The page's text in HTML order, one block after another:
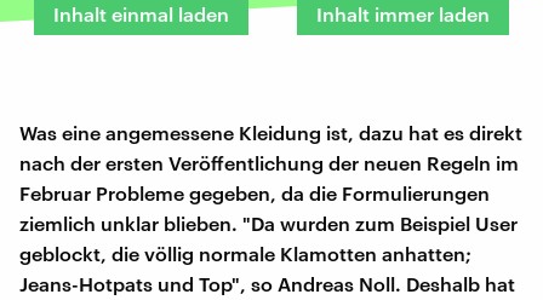
Inhalt einmal laden Inhalt immer laden
Was eine angemessene Kleidung ist, dazu hat es direkt
nach der ersten Veröffentlichung der neuen Regeln im
Februar Probleme gegeben, da die Formulierungen
ziemlich unklar blieben. "Da wurden zum Beispiel User
geblockt, die völlig normale Klamotten anhatten;
Jeans-Hotpats und Top", so Andreas Noll. Deshalb hat